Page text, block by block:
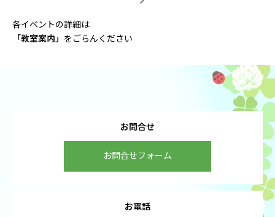
各イベントの詳細は
「教室案内」 をごらんください
お問合せ
お問合せフォーム
お電話